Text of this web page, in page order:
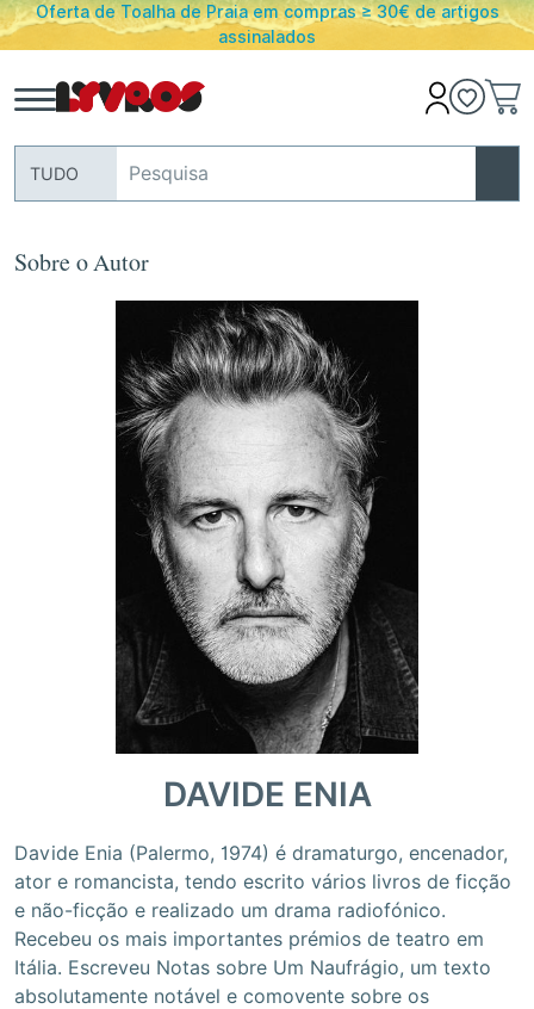
Oferta de Toalha de Praia em compras ≥ 30€ de artigos
assinalados
TUDO
Sobre o Autor
DAVIDE ENIA
Davide Enia (Palermo, 1974) é dramaturgo, encenador,
ator e romancista, tendo escrito vários livros de ficção
e não-ficção e realizado um drama radiofónico.
Recebeu os mais importantes prémios de teatro em
Itália. Escreveu Notas sobre Um Naufrágio, um texto
absolutamente notável e comovente sobre os